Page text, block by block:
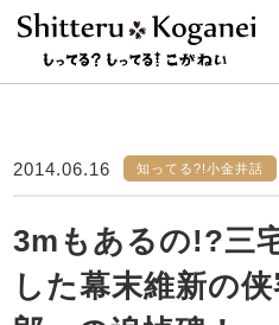
2014.06.16 知ってる?!小金井話
3mもあるの!?三
した幕末維新の